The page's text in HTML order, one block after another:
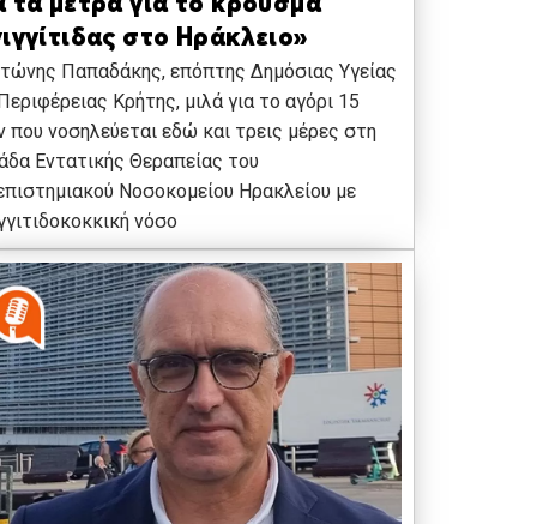
τα μέτρα για το κρούσμα
στο Ηράκλειο»
Παπαδάκης, επόπτης Δημόσιας Υγείας
Κρήτης, μιλά για το αγόρι 15
που νοσηλεύεται εδώ και τρεις μέρες στη
Εντατικής Θεραπείας του
Νοσοκομείου Ηρακλείου με
νόσο